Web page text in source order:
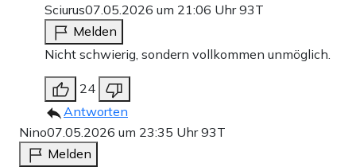
Sciurus07.05.2026 um 21:06 Uhr93T
Melden
Nicht schwierig, sondern vollkommen unmöglich.
24
Antworten
Nino07.05.2026 um 23:35 Uhr93T
Melden